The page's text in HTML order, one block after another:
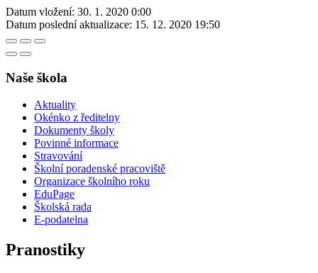
Datum vložení: 30. 1. 2020 0:00
Datum poslední aktualizace: 15. 12. 2020 19:50
Naše škola
Aktuality
Okénko z ředitelny
Dokumenty školy
Povinné informace
Stravování
Školní poradenské pracoviště
Organizace školního roku
EduPage
Školská rada
E-podatelna
Pranostiky